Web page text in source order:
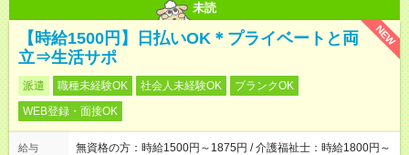
未読
NEW
【時給1500円】日払いOK＊プライベートと両
立⇒生活サポ
派遣 職種未経験OK 社会人未経験OK
ブランクOK
WEB登録・面接OK
給与
無資格の方：時給1500円～1875円 / 介護福祉士：時給1800円～